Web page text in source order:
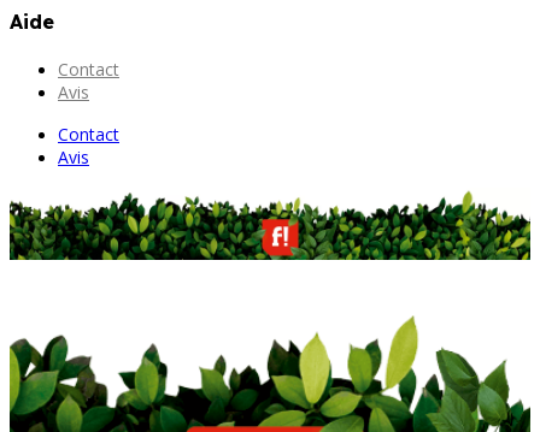
Aide
Contact
Avis
Contact
Avis